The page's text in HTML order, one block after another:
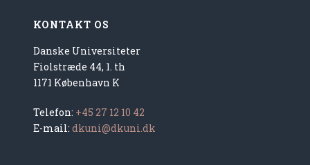
KONTAKT OS
Danske Universiteter
Fiolstræde 44, 1. th
1171 København K
Telefon: +45 27 12 10 42
E-mail:dkuni@dkuni.dk